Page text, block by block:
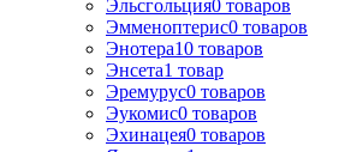
Эльсгольция0 товаров
Эмменоптерис0 товаров
Энотера10 товаров
Энсета1 товар
Эремурус0 товаров
Эукомис0 товаров
Эхинацея0 товаров